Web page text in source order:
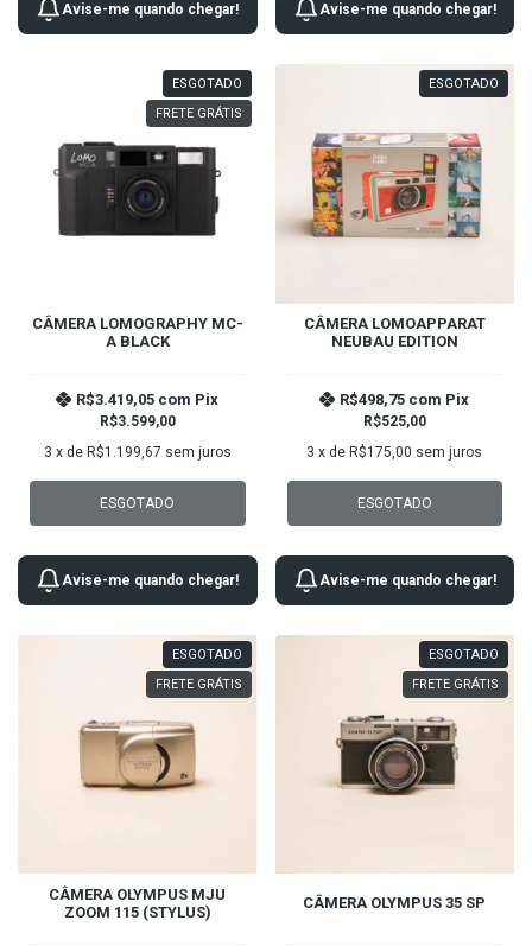
Avise-me quando chegar! Avise-me quando chegar!
ESGOTADO
FRETE GRÁTIS
CÂMERA LOMOGRAPHY MC-
A BLACK
R$3.599,00
R$3.419,05 com Pix
3 x de R$1.199,67 sem juros
ESGOTADO
Avise-me quando chegar!
ESGOTADO
CÂMERA LOMOAPPARAT
NEUBAU EDITION
R$525,00
R$498,75 com Pix
3 x deR$175,00 sem juros
ESGOTADO
Avise-me quando chegar!
ESGOTADO
FRETE GRÁTIS
CÂMERA OLYMPUS MJU
ZOOM 115 (STYLUS)
ESGOTADO
FRETE GRÁTIS
CÂMERA OLYMPUS 35 SP